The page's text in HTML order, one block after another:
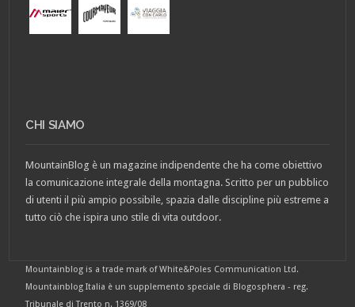
CHI SIAMO
MountainBlog è un magazine indipendente che ha come obiettivo
la comunicazione integrale della montagna. Scritto per un pubblico
di utenti il più ampio possibile, spazia dalle discipline più estreme a
tutto ciò che ispira uno stile di vita outdoor.
Mountainblog is a trade mark of White&Poles Communication Ltd.
Mountainblog Italia è un supplemento speciale di Blogosphera - reg.
Tribunale di Trento n. 1369/08